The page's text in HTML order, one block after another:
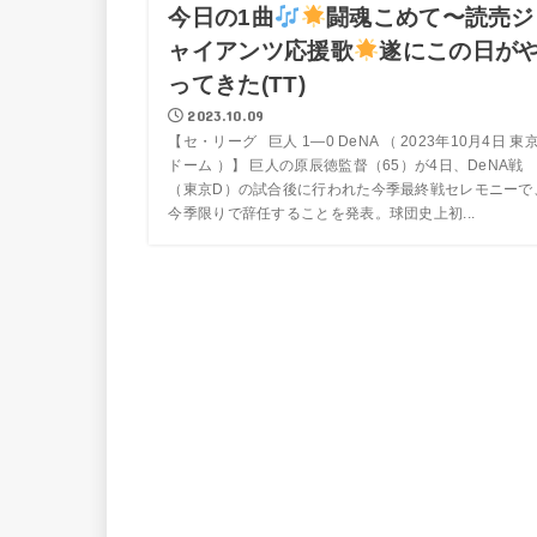
今日の1曲
闘魂こめて〜読売ジ
ャイアンツ応援歌
遂にこの日が
ってきた(TT)
2023.10.09
【セ・リーグ 巨人 1―0 DeNA （ 2023年10月4日 東
ドーム ）】 巨人の原辰徳監督（65）が4日、DeNA戦
（東京D）の試合後に行われた今季最終戦セレモニーで
今季限りで辞任することを発表。球団史上初...